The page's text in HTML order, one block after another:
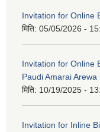
Invitation for Online
मिति: 05/05/2026 -
Invitation for Online
Paudi Amarai
मिति: 10/19/2025 -
Invitation for Inline